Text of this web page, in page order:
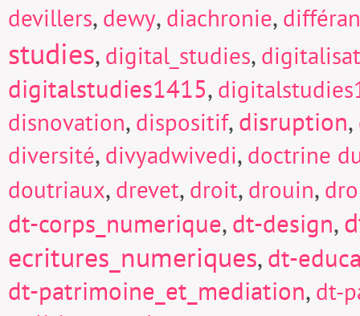
devillers, dewy, diachronie,
studies, digital_studies,
digitalstudies1415,
disnovation, dispositif,disruption,
diversité, divyadwivedi, doctrine
doutriaux, drevet, droit, drouin,
dt-corps_numerique,dt-design,
ecritures_numeriques,dt-
dt-patrimoine_et_mediation, dt-